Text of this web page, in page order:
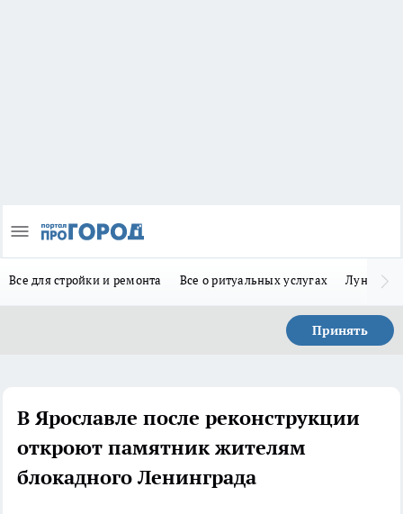
Все для стройки и ремонта Все о ритуальных услугах Лунно-
Принять
В Ярославле после реконструкции
откроют памятник жителям
блокадного Ленинграда